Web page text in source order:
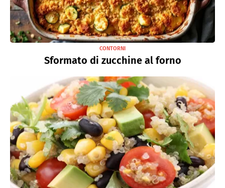
CONTORNI
Sformato di zucchine al forno